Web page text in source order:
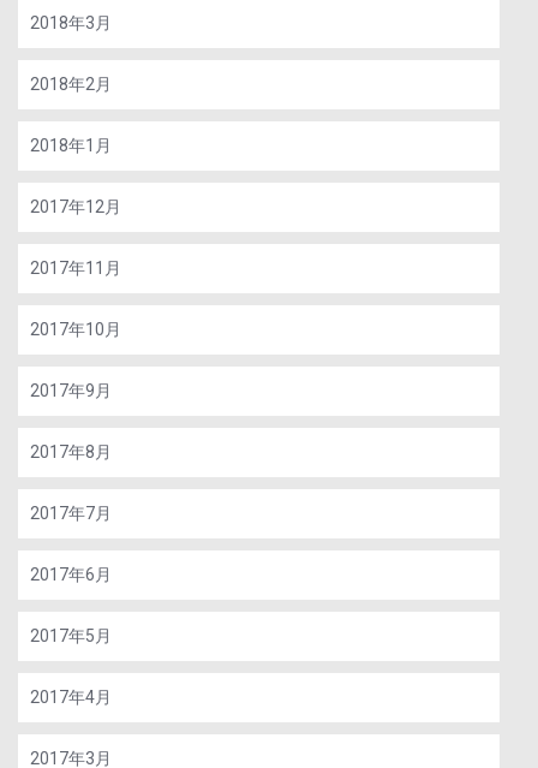
2018年3月
2018年2月
2018年1月
2017年12月
2017年11月
2017年10月
2017年9月
2017年8月
2017年7月
2017年6月
2017年5月
2017年4月
2017年3月